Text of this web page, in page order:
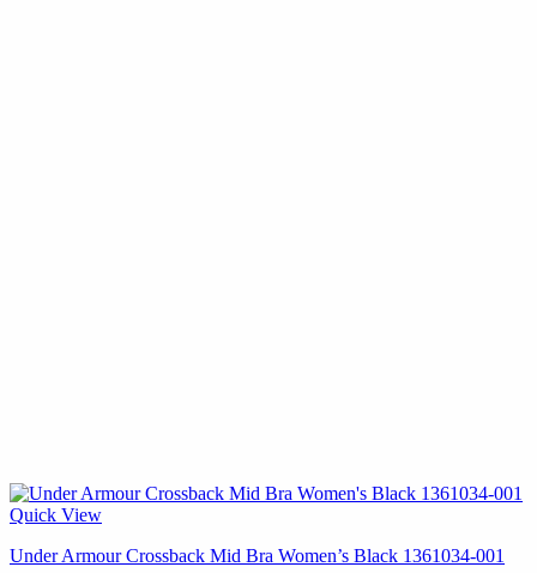
Quick View
Under Armour Crossback Mid Bra Women’s Black 1361034-001